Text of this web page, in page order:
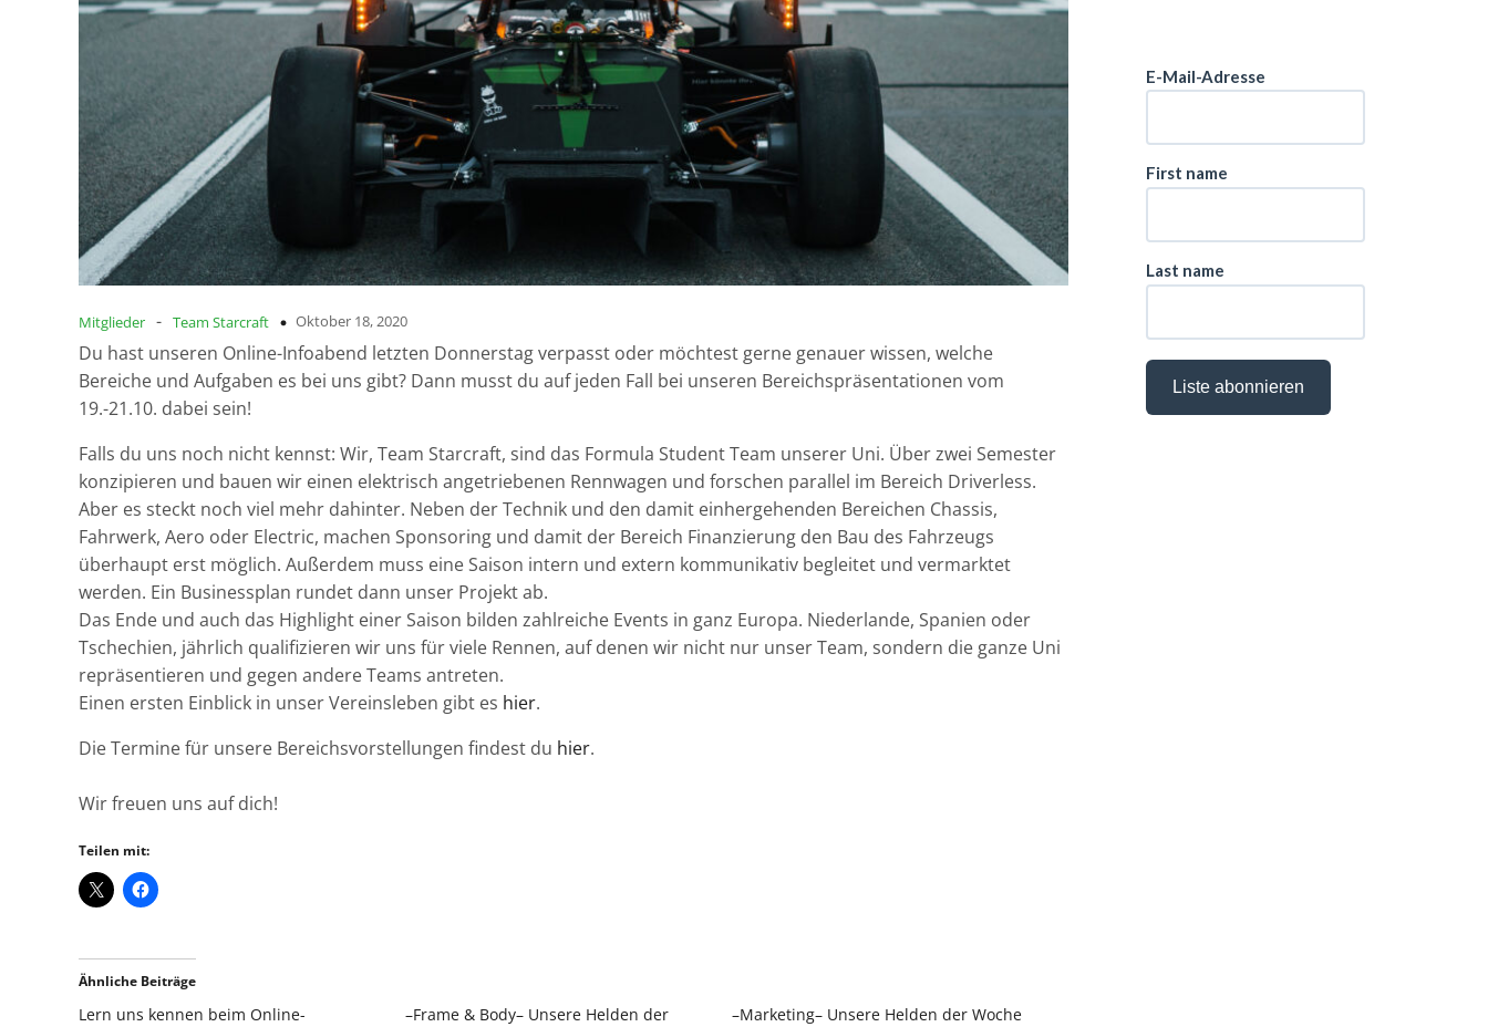
Mitglieder - Team Starcraft Oktober 18, 2020
Du hast unseren Online-Infoabend letzten Donnerstag verpasst oder möchtest gerne genauer wissen, welche
Bereiche und Aufgaben es bei uns gibt? Dann musst du auf jeden Fall bei unseren Bereichspräsentationen vom
19.-21.10. dabei sein!
Falls du uns noch nicht kennst: Wir, Team Starcraft, sind das Formula Student Team unserer Uni. Über zwei Semester
konzipieren und bauen wir einen elektrisch angetriebenen Rennwagen und forschen parallel im Bereich Driverless.
Aber es steckt noch viel mehr dahinter. Neben der Technik und den damit einhergehenden Bereichen Chassis,
Fahrwerk, Aero oder Electric, machen Sponsoring und damit der Bereich Finanzierung den Bau des Fahrzeugs
überhaupt erst möglich. Außerdem muss eine Saison intern und extern kommunikativ begleitet und vermarktet
werden. Ein Businessplan rundet dann unser Projekt ab.
Das Ende und auch das Highlight einer Saison bilden zahlreiche Events in ganz Europa. Niederlande, Spanien oder
Tschechien, jährlich qualifizieren wir uns für viele Rennen, auf denen wir nicht nur unser Team, sondern die ganze Uni
repräsentieren und gegen andere Teams antreten.
Einen ersten Einblick in unser Vereinsleben gibt es hier.
Die Termine für unsere Bereichsvorstellungen findest du hier.
Wir freuen uns auf dich!
Teilen mit:
Ähnliche Beiträge
Lern uns kennen beim Online-
–Frame & Body– Unsere Helden der
–Marketing– Unsere Helden der Woche